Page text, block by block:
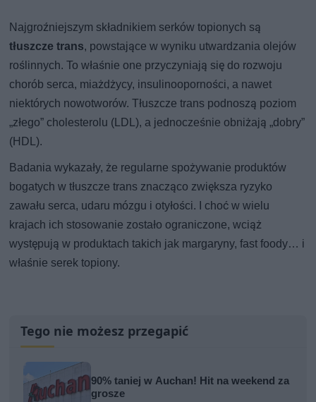
Najgroźniejszym składnikiem serków topionych są
tłuszcze trans, powstające w wyniku utwardzania olejów
roślinnych. To właśnie one przyczyniają się do rozwoju
chorób serca, miażdżycy, insulinooporności, a nawet
niektórych nowotworów. Tłuszcze trans podnoszą poziom
„złego” cholesterolu (LDL), a jednocześnie obniżają „dobry”
(HDL).
Badania wykazały, że regularne spożywanie produktów
bogatych w tłuszcze trans znacząco zwiększa ryzyko
zawału serca, udaru mózgu i otyłości. I choć w wielu
krajach ich stosowanie zostało ograniczone, wciąż
występują w produktach takich jak margaryny, fast foody… i
właśnie serek topiony.
Tego nie możesz przegapić
90% taniej w Auchan! Hit na weekend za
grosze